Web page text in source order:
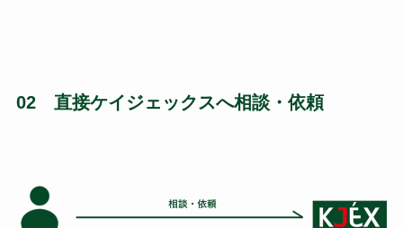
02 直接ケイジェックスへ相談・依頼